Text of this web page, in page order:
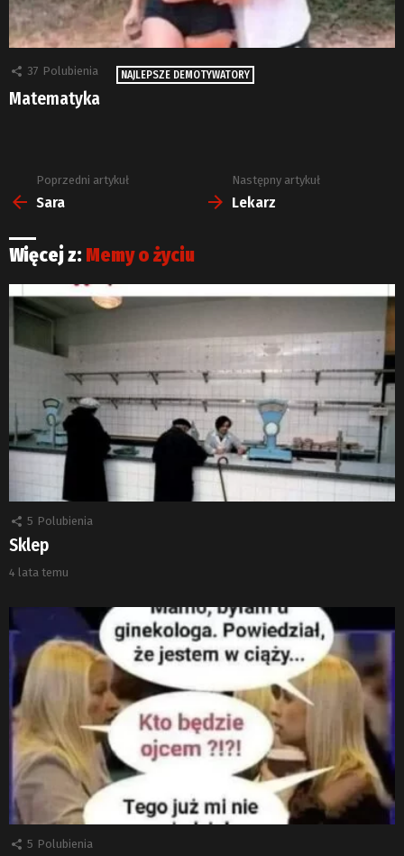
37 Polubienia NAJLEPSZE DEMOTYWATORY
Matematyka
Zobacz
więcej
Poprzedni artykuł
Sara
Następny artykuł
Lekarz
Więcej z: Memy o życiu
5 Polubienia
Sklep
4 lata temu
5 Polubienia